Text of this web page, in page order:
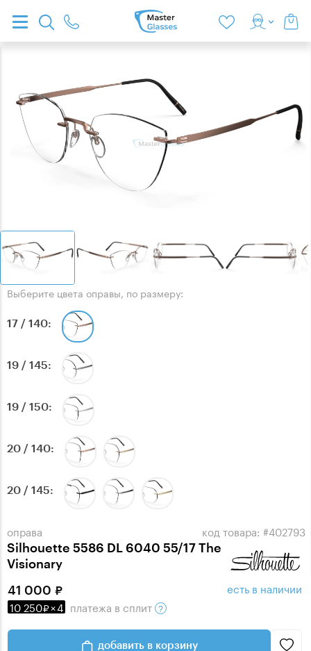
оправа
Silhouette 5586 DL 6040 55/17 The
Visionary
код товара: #402793
Выберите цвета оправы, по размеру:
17 / 140
19 / 145
19 / 150
20 / 140
20 / 145
41 000
10 250 ×4 платежа в сплит
есть в наличии
добавить в корзину